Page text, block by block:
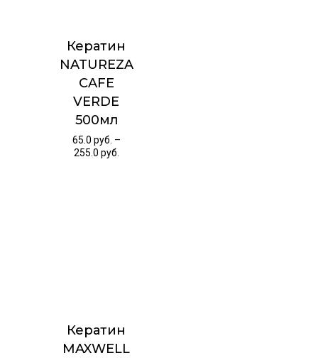
Кератин
NATUREZA
CAFE
VERDE
500мл
65.0 руб. –
255.0 руб.
Кератин
MAXWELL